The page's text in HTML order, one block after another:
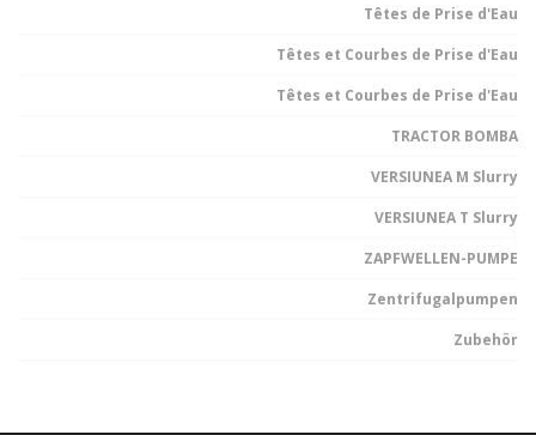
Têtes de Prise d'Eau
Têtes et Courbes de Prise d'Eau
Têtes et Courbes de Prise d'Eau
TRACTOR BOMBA
VERSIUNEA M Slurry
VERSIUNEA T Slurry
ZAPFWELLEN-PUMPE
Zentrifugalpumpen
Zubehör